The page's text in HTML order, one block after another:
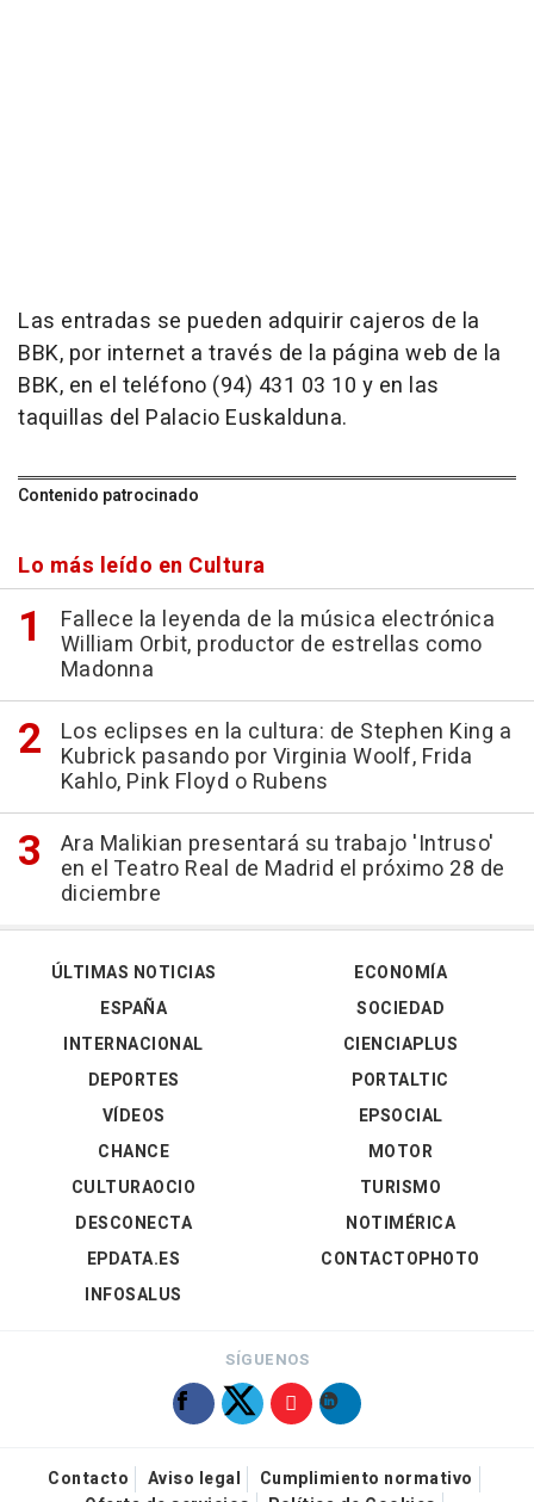
Las entradas se pueden adquirir cajeros de la
BBK, por internet a través de la página web de la
BBK, en el teléfono (94) 431 03 10 y en las
taquillas del Palacio Euskalduna.
Contenido patrocinado
Lo más leído en Cultura
Fallece la leyenda de la música electrónica
William Orbit, productor de estrellas como
Madonna
Los eclipses en la cultura: de Stephen King a
Kubrick pasando por Virginia Woolf, Frida
Kahlo, Pink Floyd o Rubens
Ara Malikian presentará su trabajo 'Intruso'
en el Teatro Real de Madrid el próximo 28 de
diciembre
ÚLTIMAS NOTICIAS
ESPAÑA
INTERNACIONAL
DEPORTES
VÍDEOS
ECONOMÍA
SOCIEDAD
CIENCIAPLUS
PORTALTIC
EPSOCIAL
CHANCE
CULTURAOCIO
DESCONECTA
EPDATA.ES
INFOSALUS
MOTOR
TURISMO
NOTIMÉRICA
CONTACTOPHOTO
SÍGUENOS
Contacto Aviso legal
Cumplimiento normativo